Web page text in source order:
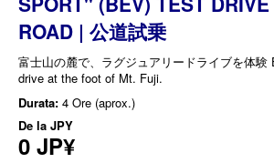
ROAD | 公道試乗
富士山の麓で、ラグジュアリードライブを体験
drive at the foot of Mt. Fuji.
Durata: 4 Ore (aprox.)
De la JPY
0 JP¥